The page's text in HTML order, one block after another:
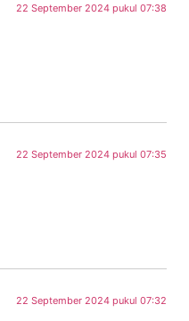
22 September 2024 pukul 07:38
22 September 2024 pukul 07:35
22 September 2024 pukul 07:32